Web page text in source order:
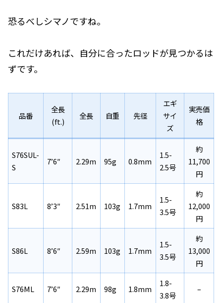
恐るべしシマノですね。
これだけあれば、自分に合ったロッドが見つかるは
ずです。
品番
全長
(ft.)
全長 自重 先径
エギ
サイ
ズ
実売価
格
S76SUL-
S
7’6″ 2.29m 95g 0.8mm
1.5-
2.5号
約
11,700
円
S83L 8’3″ 2.51m 103g 1.7mm
1.5-
3.5号
約
12,000
円
S86L 8’6″ 2.59m 103g 1.7mm
1.5-
3.5号
約
13,000
円
S76ML 7’6″ 2.29m 98g 1.8mm
1.8-
3.8号
–